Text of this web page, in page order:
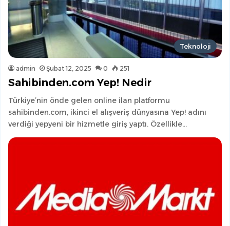
Teknoloji
admin Şubat 12, 2025 0 251
Sahibinden.com Yep! Nedir
Türkiye’nin önde gelen online ilan platformu
sahibinden.com, ikinci el alışveriş dünyasına Yep! adını
verdiği yepyeni bir hizmetle giriş yaptı. Özellikle…